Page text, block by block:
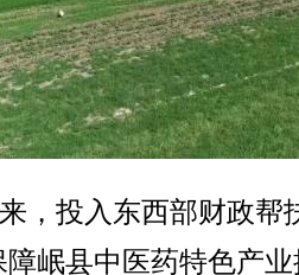
投入东西部财政帮
障岷县中医药特色产